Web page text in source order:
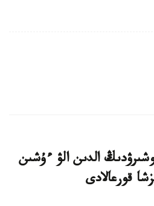
الدىن الۋ ءۇشىن
قورعالادى